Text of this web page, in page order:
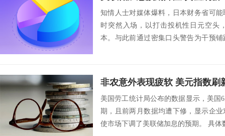
知情人士对媒体爆料，日本财务省可
时突然入场，以打击投机性日元空头
本。与此前通过密集口头警告为干预
非农意外表现疲软 美元指数刷
美国劳工统计局公布的数据显示，美国
期，且前两月数据均遭下修，显示企
使市场下调了美联储加息的预期。 具